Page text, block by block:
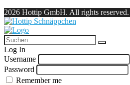
2026 Hottip GmbH. All rights reserved.
Log In
Username
Password
Remember me